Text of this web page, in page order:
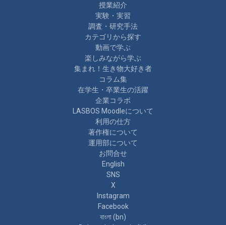
授業紹介
実験・実習
調査・研究手法
カテゴリから探す
動画で学ぶ
楽しみながら学ぶ
集まれ！生き物大好き者
コラム集
在学生・卒業生の活躍
企業コラボ
LASBOS Moodleについて
利用の仕方
著作権について
運用部について
お問合せ
English
SNS
X
Instagram
Facebook
বাংলা ‎(bn)‎